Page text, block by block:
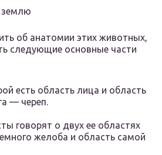
землю
об анатомии этих животных,
следующие основные части
есть область лица и область
— череп.
говорят о двух ее областях
желоба и область самой